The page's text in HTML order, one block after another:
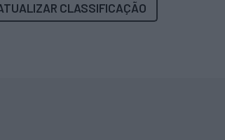
CLASSIFICAÇÃO